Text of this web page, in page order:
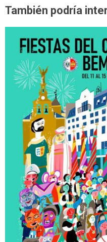
También podría